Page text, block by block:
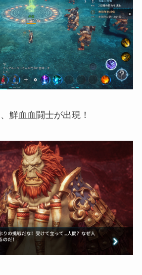
鮮血血闘士が出現！